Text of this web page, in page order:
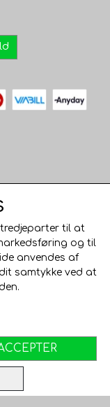
kr.
til at
og til
anvendes af
samtykke ved at